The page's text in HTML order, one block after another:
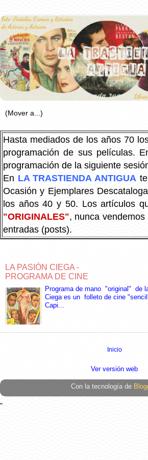
Hasta mediados de los años 70
programación de sus películas.
programación de la siguiente
En LA TRASTIENDA ANTIGUA
Ocasión y Ejemplares
los años 40 y 50. Los artículos
"ORIGINALES", nunca vendemos
entradas (posts).
LA PASIÓN CIEGA -
PROGRAMA DE CINE
Programa de mano "original" de
Ciega es un folleto de cine
Capi...
Inicio
Ver versión web
Con la tecnología de
"